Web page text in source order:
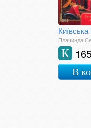
Київська
Плачинда
К
В